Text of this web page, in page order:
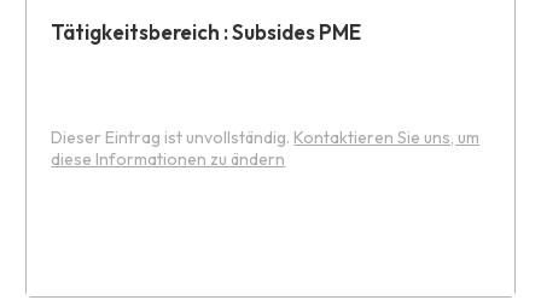
Tätigkeitsbereich : Subsides PME
Dieser Eintrag ist unvollständig. Kontaktieren Sie uns, um
diese Informationen zu ändern